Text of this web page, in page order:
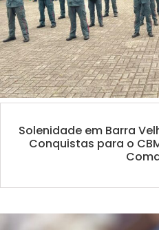
Solenidade em Barra
Conquistas para o